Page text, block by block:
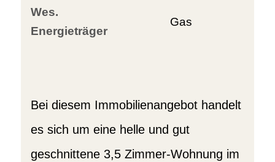
Wes.
Energieträger
Gas
Bei diesem Immobilienangebot handelt
es sich um eine helle und gut
geschnittene 3,5 Zimmer-Wohnung im